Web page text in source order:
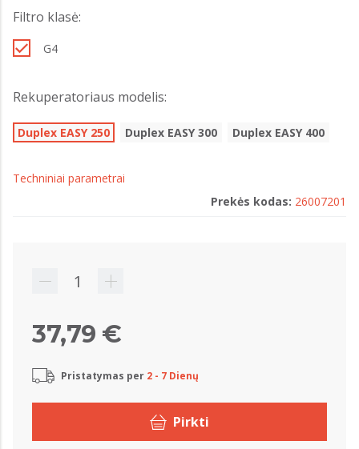
Filtro klasė:
G4
Rekuperatoriaus modelis:
Duplex EASY 250 Duplex EASY 300 Duplex EASY 400
Techniniai parametrai
Prekės kodas: 26007201
37,79 €
Pristatymas per 2 - 7 Dienų
Pirkti